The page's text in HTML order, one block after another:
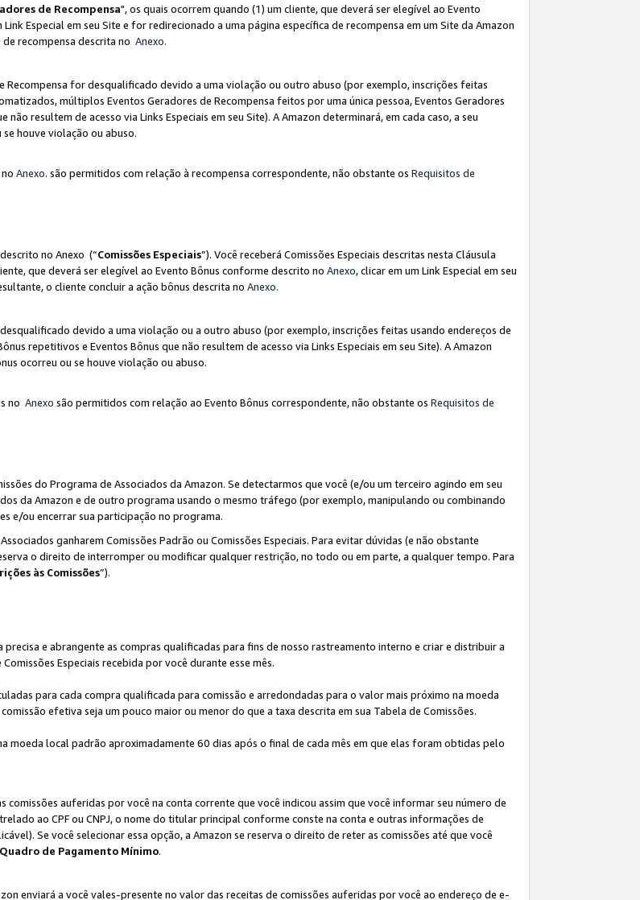
de Recompensa", os quais ocorrem quando (1) um cliente, que deverá ser elegível ao Evento
Link Especial em seu Site e for redirecionado a uma página específica de recompensa em um Site da Amazon
recompensa descrita no Anexo.
Recompensa for desqualificado devido a uma violação ou outro abuso (por exemplo, inscrições feitas
múltiplos Eventos Geradores de Recompensa feitos por uma única pessoa, Eventos Geradores
resultem de acesso via Links Especiais em seu Site). A Amazon determinará, em cada caso, a seu
houve violação ou abuso.
Anexo. são permitidos com relação à recompensa correspondente, não obstante os Requisitos de
no Anexo (“Comissões Especiais”). Você receberá Comissões Especiais descritas nesta Cláusula
que deverá ser elegível ao Evento Bônus conforme descrito no Anexo, clicar em um Link Especial em seu
o cliente concluir a ação bônus descrita no Anexo.
devido a uma violação ou a outro abuso (por exemplo, inscrições feitas usando endereços de
repetitivos e Eventos Bônus que não resultem de acesso via Links Especiais em seu Site). A Amazon
ocorreu ou se houve violação ou abuso.
no Anexo são permitidos com relação ao Evento Bônus correspondente, não obstante os Requisitos de
do Programa de Associados da Amazon. Se detectarmos que você (e/ou um terceiro agindo em seu
da Amazon e de outro programa usando o mesmo tráfego (por exemplo, manipulando ou combinando
e/ou encerrar sua participação no programa.
ganharem Comissões Padrão ou Comissões Especiais. Para evitar dúvidas (e não obstante
o direito de interromper ou modificar qualquer restrição, no todo ou em parte, a qualquer tempo. Para
às Comissões”).
e abrangente as compras qualificadas para fins de nosso rastreamento interno e criar e distribuir a
Especiais recebida por você durante esse mês.
para cada compra qualificada para comissão e arredondadas para o valor mais próximo na moeda
efetiva seja um pouco maior ou menor do que a taxa descrita em sua Tabela de Comissões.
moeda local padrão aproximadamente 60 dias após o final de cada mês em que elas foram obtidas pelo
comissões auferidas por você na conta corrente que você indicou assim que você informar seu número de
ao CPF ou CNPJ, o nome do titular principal conforme conste na conta e outras informações de
Se você selecionar essa opção, a Amazon se reserva o direito de reter as comissões até que você
Quadro de Pagamento Mínimo.
enviará a você vales-presente no valor das receitas de comissões auferidas por você ao endereço de e-